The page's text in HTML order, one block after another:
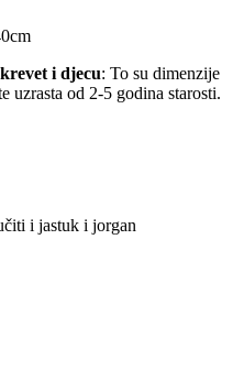
i djecu: To su dimenzije
uzrasta od 2-5 godina starosti.
i jastuk i jorgan